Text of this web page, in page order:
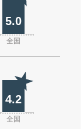
5.0
全国
4.2
全国